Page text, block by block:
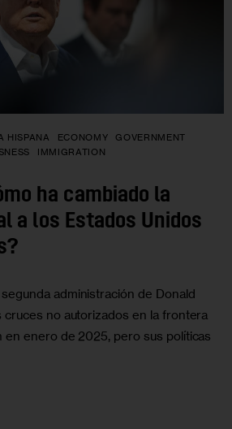
HISPANA ECONOMY
GOVERNMENT
IMMIGRATION
ha cambiado la
a los Estados Unidos
administración de Donald
cruces no autorizados en la frontera
en enero de 2025, pero sus políticas